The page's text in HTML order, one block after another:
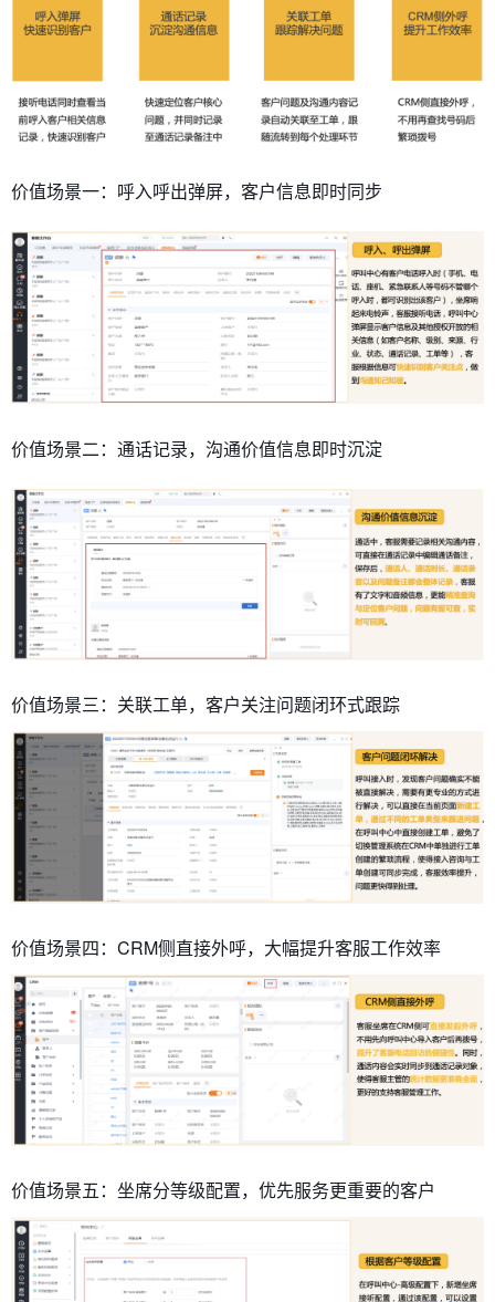
价值场景一：呼入呼出弹屏，客户信息即时同步
价值场景二：通话记录，沟通价值信息即时沉淀
价值场景三：关联工单，客户关注问题闭环式跟踪
价值场景四：CRM侧直接外呼，大幅提升客服工作效率
价值场景五：坐席分等级配置，优先服务更重要的客户